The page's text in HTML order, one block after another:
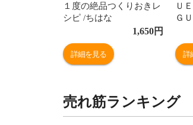
１度の絶品つくりおきレ
シピ /ちはな
1,650円
詳細を見る
Ｕ
Ｇ
ク
２
詳
売れ筋ランキング